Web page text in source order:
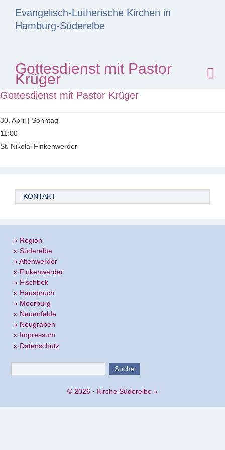
Evangelisch-Lutherische Kirchen in
Hamburg-Süderelbe
Gottesdienst mit Pastor
Krüger
Gottesdienst mit Pastor Krüger
30. April | Sonntag
11:00
St. Nikolai Finkenwerder
KONTAKT
» Region
» Süderelbe
» Altenwerder
» Finkenwerder
» Fischbek
» Hausbruch
» Moorburg
» Neuenfelde
» Neugraben
» Impressum
» Datenschutz
© 2026 · Kirche Süderelbe »